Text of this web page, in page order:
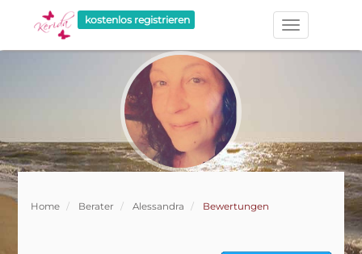
kostenlos registrieren
Home Berater Alessandra Bewertungen